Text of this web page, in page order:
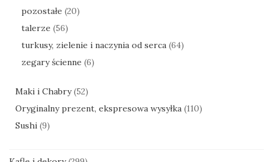
pozostałe (20)
talerze (56)
turkusy, zielenie i naczynia od serca (64)
zegary ścienne (6)
Maki i Chabry (52)
Oryginalny prezent, ekspresowa wysyłka (110)
Sushi (9)